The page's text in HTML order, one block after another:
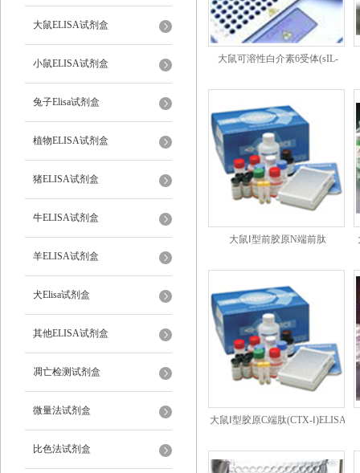
大鼠ELISA试剂盒
小鼠ELISA试剂盒
兔子Elisa试剂盒
植物ELISA试剂盒
猪ELISA试剂盒
牛ELISA试剂盒
羊ELISA试剂盒
犬Elisa试剂盒
其他ELISA试剂盒
凋亡检测试剂盒
微量法试剂盒
比色法试剂盒
大鼠可溶性白介素6受体(sIL-
大鼠Ⅰ型前胶原N端前肽
大鼠Ⅰ型胶原C端肽(CTX-Ⅰ)ELISA